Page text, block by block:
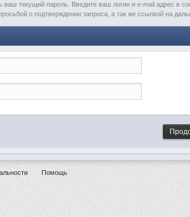
текущий пароль. Введите ваш логин и e-mail адрес в
о подтверждении запроса, а так же ссылкой на
Помощь